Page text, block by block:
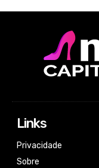
Links
Privacidade
Sobre